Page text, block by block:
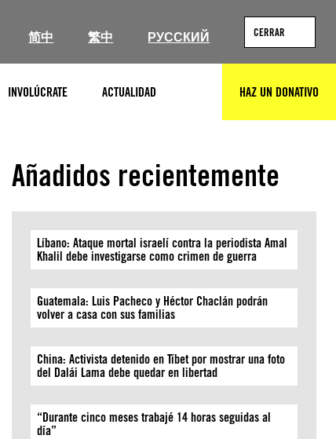
简中 繁中 РУССКИЙ CERRAR
INVOLÚCRATE ACTUALIDAD HAZ UN DONATIVO
Añadidos recientemente
Líbano: Ataque mortal israelí contra la periodista Amal
Khalil debe investigarse como crimen de guerra
Guatemala: Luis Pacheco y Héctor Chaclán podrán
volver a casa con sus familias
China: Activista detenido en Tíbet por mostrar una foto
del Dalái Lama debe quedar en libertad
“Durante cinco meses trabajé 14 horas seguidas al
día”